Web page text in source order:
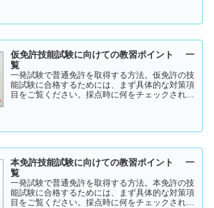
仮免許技能試験に向けての教習ポイント 一
覧
一発試験で普通免許を取得する方法。仮免許の技
能試験に合格するためには、まず具体的な対策項
目をご覧ください。採点時に何をチェックされる
本免許技能試験に向けての教習ポイント 一
覧
一発試験で普通免許を取得する方法。本免許の技
能試験に合格するためには、まず具体的な対策項
目をご覧ください。採点時に何をチェックされる